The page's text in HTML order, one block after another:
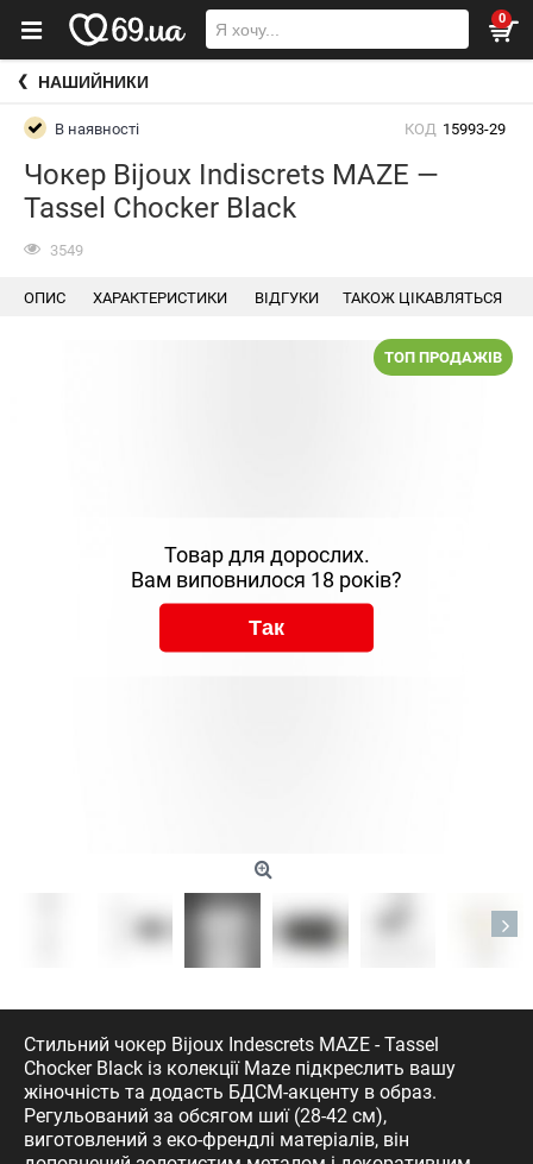
0
НАШИЙНИКИ
В наявності КОД 15993-29
Чокер Bijoux Indiscrets MAZE —
Tassel Chocker Black
3549
ОПИС ХАРАКТЕРИСТИКИ ВІДГУКИ ТАКОЖ ЦІКАВЛЯТЬСЯ
ТОП ПРОДАЖІВ
Товар для дорослих.
Вам виповнилося 18 років?
Так
Стильний чокер Bijoux Indescrets MAZE - Tassel
Chocker Black із колекції Maze підкреслить вашу
жіночність та додасть БДСМ-акценту в образ.
Регульований за обсягом шиї (28-42 см),
виготовлений з еко-френдлі матеріалів, він